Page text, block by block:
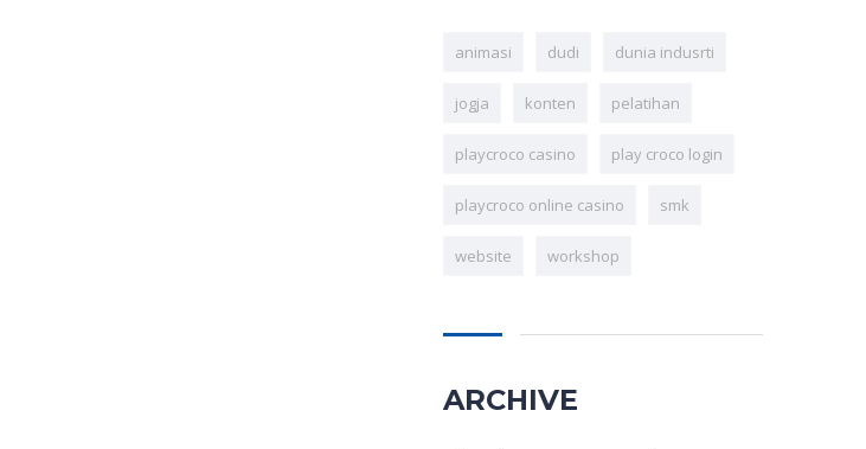
animasi dudi dunia indusrti
jogja konten pelatihan
playcroco casino play croco login
playcroco online casino smk
website workshop
ARCHIVE